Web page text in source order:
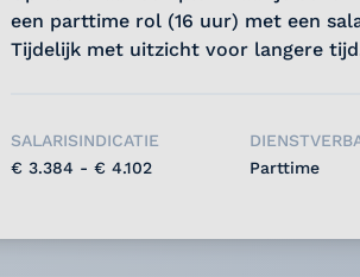
een parttime rol (16 uur) met een
Tijdelijk met uitzicht voor langere
SALARISINDICATIE
€ 3.384 - € 4.102
Parttime